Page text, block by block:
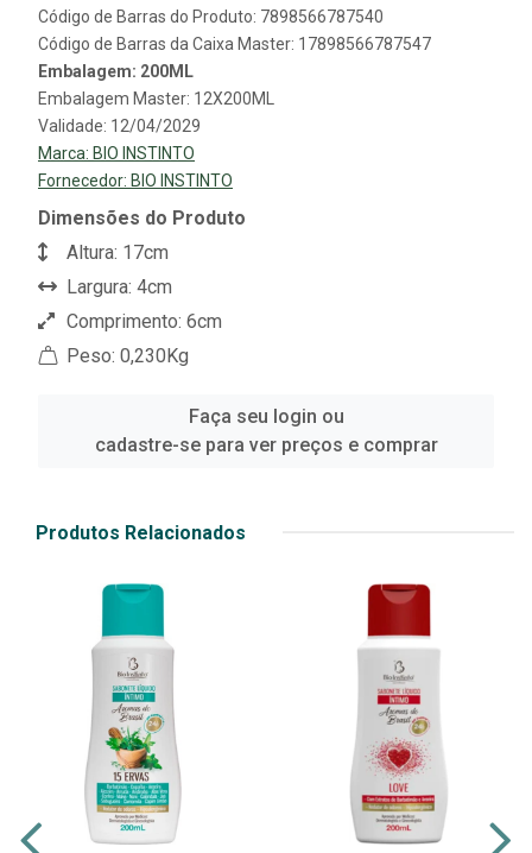
Código de Barras do Produto: 7898566787540
Código de Barras da Caixa Master: 17898566787547
Embalagem: 200ML
Embalagem Master: 12X200ML
Validade: 12/04/2029
Marca: BIO INSTINTO
Fornecedor: BIO INSTINTO
Dimensões do Produto
Altura: 17cm
Largura: 4cm
Comprimento: 6cm
Peso: 0,230Kg
Faça seu login ou
cadastre-se para ver preços e comprar
Produtos Relacionados